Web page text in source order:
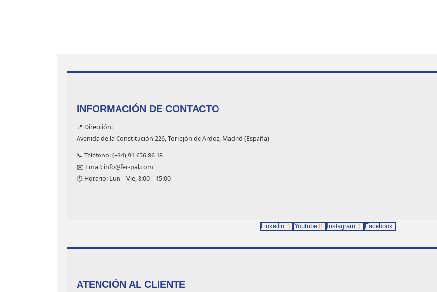
INFORMACIÓN DE CONTACTO
📍 Dirección:
Avenida de la Constitución 226, Torrejón de Ardoz, Madrid (España)
📞 Teléfono: (+34) 91 656 86 18
✉️ Email: info@fer-pal.com
🕐 Horario: Lun – Vie, 8:00 – 15:00
Linkedin Youtube Instagram Facebook
ATENCIÓN AL CLIENTE